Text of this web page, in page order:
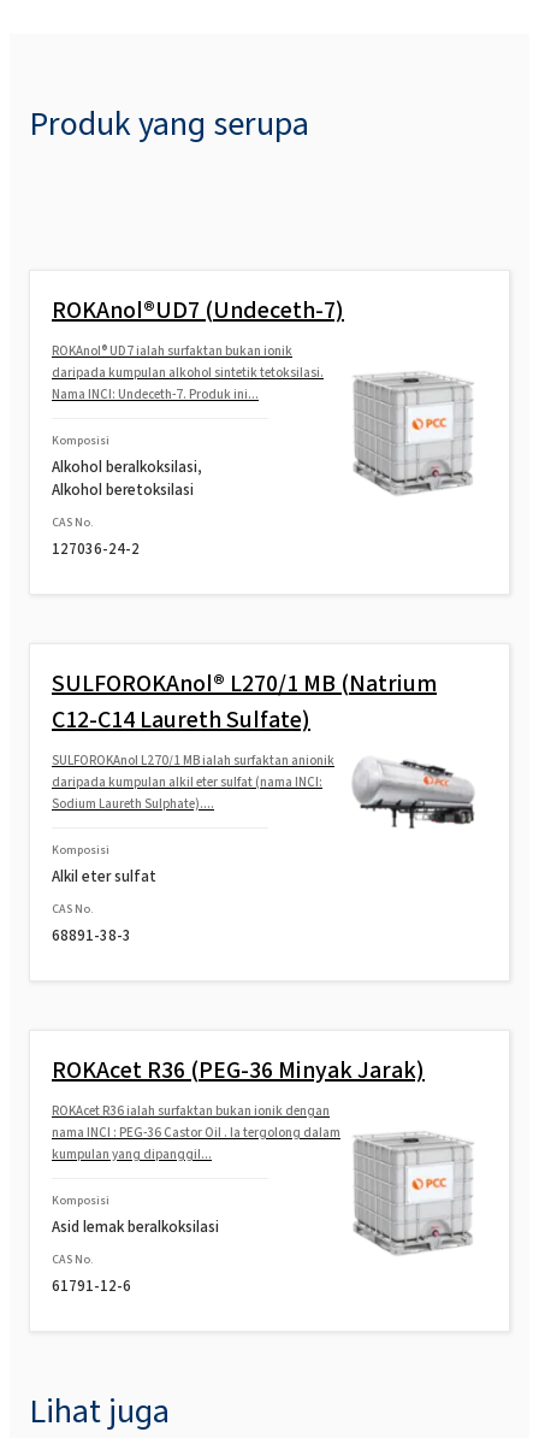
Produk yang serupa
ROKAnol®UD7 (Undeceth-7)
ROKAnol® UD7 ialah surfaktan bukan ionik
daripada kumpulan alkohol sintetik tetoksilasi.
Nama INCI: Undeceth-7. Produk ini...
Komposisi
Alkohol beralkoksilasi,
Alkohol beretoksilasi
CAS No.
127036-24-2
SULFOROKAnol® L270/1 MB (Natrium
C12-C14 Laureth Sulfate)
SULFOROKAnol L270/1 MB ialah surfaktan anionik
daripada kumpulan alkil eter sulfat (nama INCI:
Sodium Laureth Sulphate)....
Komposisi
Alkil eter sulfat
CAS No.
68891-38-3
ROKAcet R36 (PEG-36 Minyak Jarak)
ROKAcet R36 ialah surfaktan bukan ionik dengan
nama INCI : PEG-36 Castor Oil . Ia tergolong dalam
kumpulan yang dipanggil...
Komposisi
Asid lemak beralkoksilasi
CAS No.
61791-12-6
Lihat juga